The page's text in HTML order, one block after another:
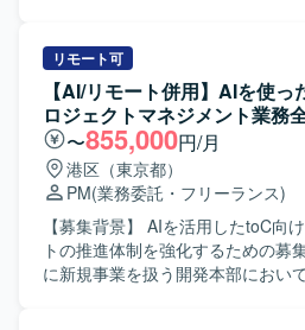
全般に携わることができます。 金
ノウハウを蓄積しながら、PMOと
得・強化できる環境です。 【開発環境】 証券取引システム
開発プロジェクトにおける各種管
ント作成ツールを使用いたします。
は、業務の棚卸や業務フローの改
り分けや管理を行っていただきま
知見を活かし、現行運用の改善や
適切な管理を実施していただきます。 【求める人物
された仕事を完遂できる方、セル
方、コミュニケーション能力が高
更にも前向きかつ柔軟に対応いた
す。 【ポジションの魅力】 物流拠点における運用全体の整
理や改善に主体的に関わることが
を活かしながら、チームマネジメ
リモート可
【AI/リモート併用】AIを使
ロジェクトマネジメント業務
〜855,000円/月
港区（東京都）
PM(業務委託・フリーランス)
【募集背景】 AIを活用したtoC向
トの推進体制を強化するための募集です。 【作
に新規事業を扱う開発本部におい